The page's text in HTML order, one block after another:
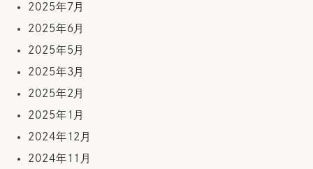
2025年7月
2025年6月
2025年5月
2025年3月
2025年2月
2025年1月
2024年12月
2024年11月